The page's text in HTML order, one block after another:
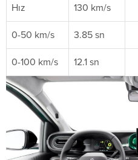
Hız
130 km/s
0-50 km/s 3.85 sn
0-100 km/s 12.1 sn